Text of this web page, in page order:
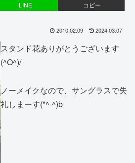
LINE コピー
2010.02.09 2024.03.07
スタンド花ありがとうございます
(^O^)/
ノーメイクなので、サングラスで失
礼しまーす(*^-^)b